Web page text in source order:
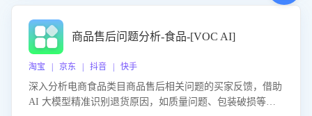
商品售后问题分析-食品-[VOC AI]
淘宝 | 京东 | 抖音 | 快手
深入分析电商食品类目商品售后相关问题的买家反馈，借助
AI 大模型精准识别退货原因，如质量问题、包装破损等，